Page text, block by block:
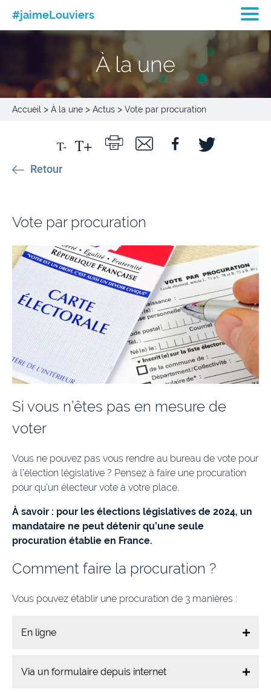
#jaimeLouviers
À la une
Accueil > À la une > Actus > Vote par procuration
Retour
Vote par procuration
Si vous n’êtes pas en mesure de
voter
Vous ne pouvez pas vous rendre au bureau de vote pour
à l’élection législative ? Pensez à faire une procuration
pour qu’un électeur vote à votre place.
À savoir : pour les élections législatives de 2024, un
mandataire ne peut détenir qu’une seule
procuration établie en France.
Comment faire la procuration ?
Vous pouvez établir une procuration de 3 manières :
En ligne
Via un formulaire depuis internet